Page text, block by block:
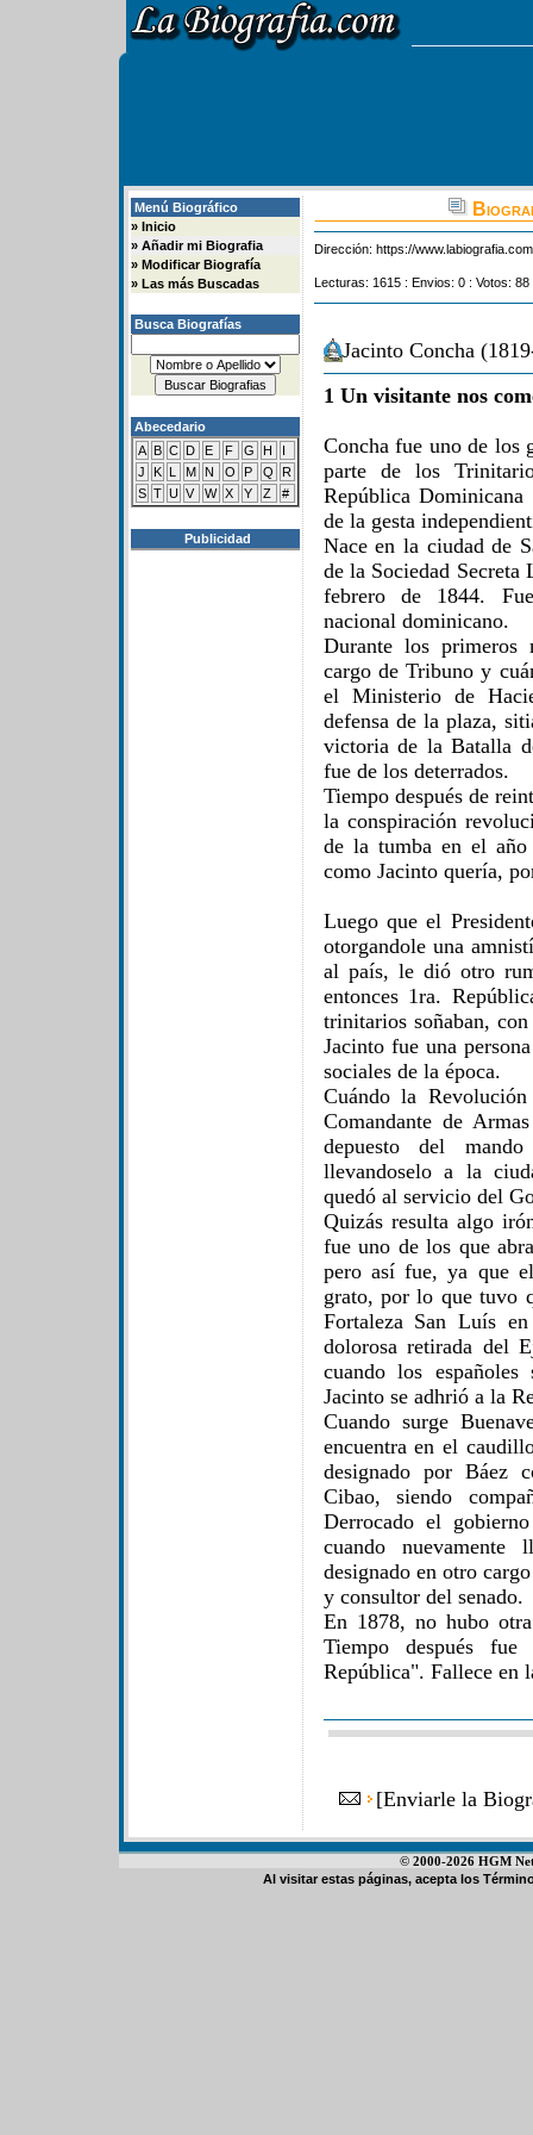
Menú Biográfico
» Inicio
» Añadir mi Biografia
» Modificar Biografía
» Las más Buscadas
Busca Biografías
Abecedario
A B C D E F G H
I
J
K L M N O P Q
R
S T U V W X Y Z #
Publicidad
Dirección: https://
Lecturas: 1615 : Envios: 0 : Votos:
Jacinto Concha
1 Un visitante nos
Concha fue uno de los
parte de los
República
de la gesta
Nace en la ciudad de
de la Sociedad
febrero de 1844.
nacional dominicano.
Durante los primeros
cargo de Tribuno y
el Ministerio de
defensa de la plaza,
victoria de la Batalla
fue de los deterrados.
Tiempo después de
la conspiración
de la tumba en el
como Jacinto quería,
Luego que el
otorgandole una
al país, le dió otro
entonces 1ra.
trinitarios soñaban,
Jacinto fue una
sociales de la época.
Cuándo la
Comandante de
depuesto del
llevandoselo a la
quedó al servicio del
Quizás resulta algo
fue uno de los que
pero así fue, ya que
grato, por lo que tuvo
Fortaleza San Luís
dolorosa retirada del
cuando los
Jacinto se adhrió a la
Cuando surge
encuentra en el
designado por Báez
Cibao, siendo
Derrocado el
cuando
designado en otro
y consultor del senado.
En 1878, no hubo
Tiempo después
República". Fallece en
[Enviarle la
© 2000-2026 HGM
Al visitar estas páginas, acepta los